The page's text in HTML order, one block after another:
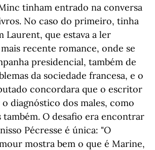
tinham entrado na conversa
No caso do primeiro, tinha
Laurent, que estava a ler
recente romance, onde se
presidencial, também de
da sociedade francesa, e o
concordara que o escritor
diagnóstico dos males, como
O desafio era encontrar
Pécresse é única: "O
mostra bem o que é Marine,